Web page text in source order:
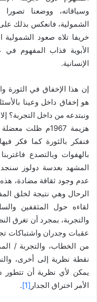
وسياقاته، ووضعنا
الشمولية، فانعكس بذلك على
خريفا تلاه صعود الشمولية
الأبوية فذاب المفهوم في
الإنسانية.
إن هذا الإخفاق في الثورة
هو إخفاق داخل وعينا
ونبتدعه من داخل التجربة؟
هزيمة 1967م
فنفكر بالثورة كما فكر
بالهفوات وبالتصدع
المشهد بعدسة دولوز سنجد
عدم وجود ثقافة مضادة،
الرحال وهي نتيجة لخلق
لقاءه حول المثقفين
والتجربة، بمجرد أن تغرق
عقبات وجدران واشتباكات
من الخطاب، والتجربة /
نقطة نظرية إلى أخرى،
يمكن لأي نظرية أن تتطور
الأمر اختراق الجدار [1]
.